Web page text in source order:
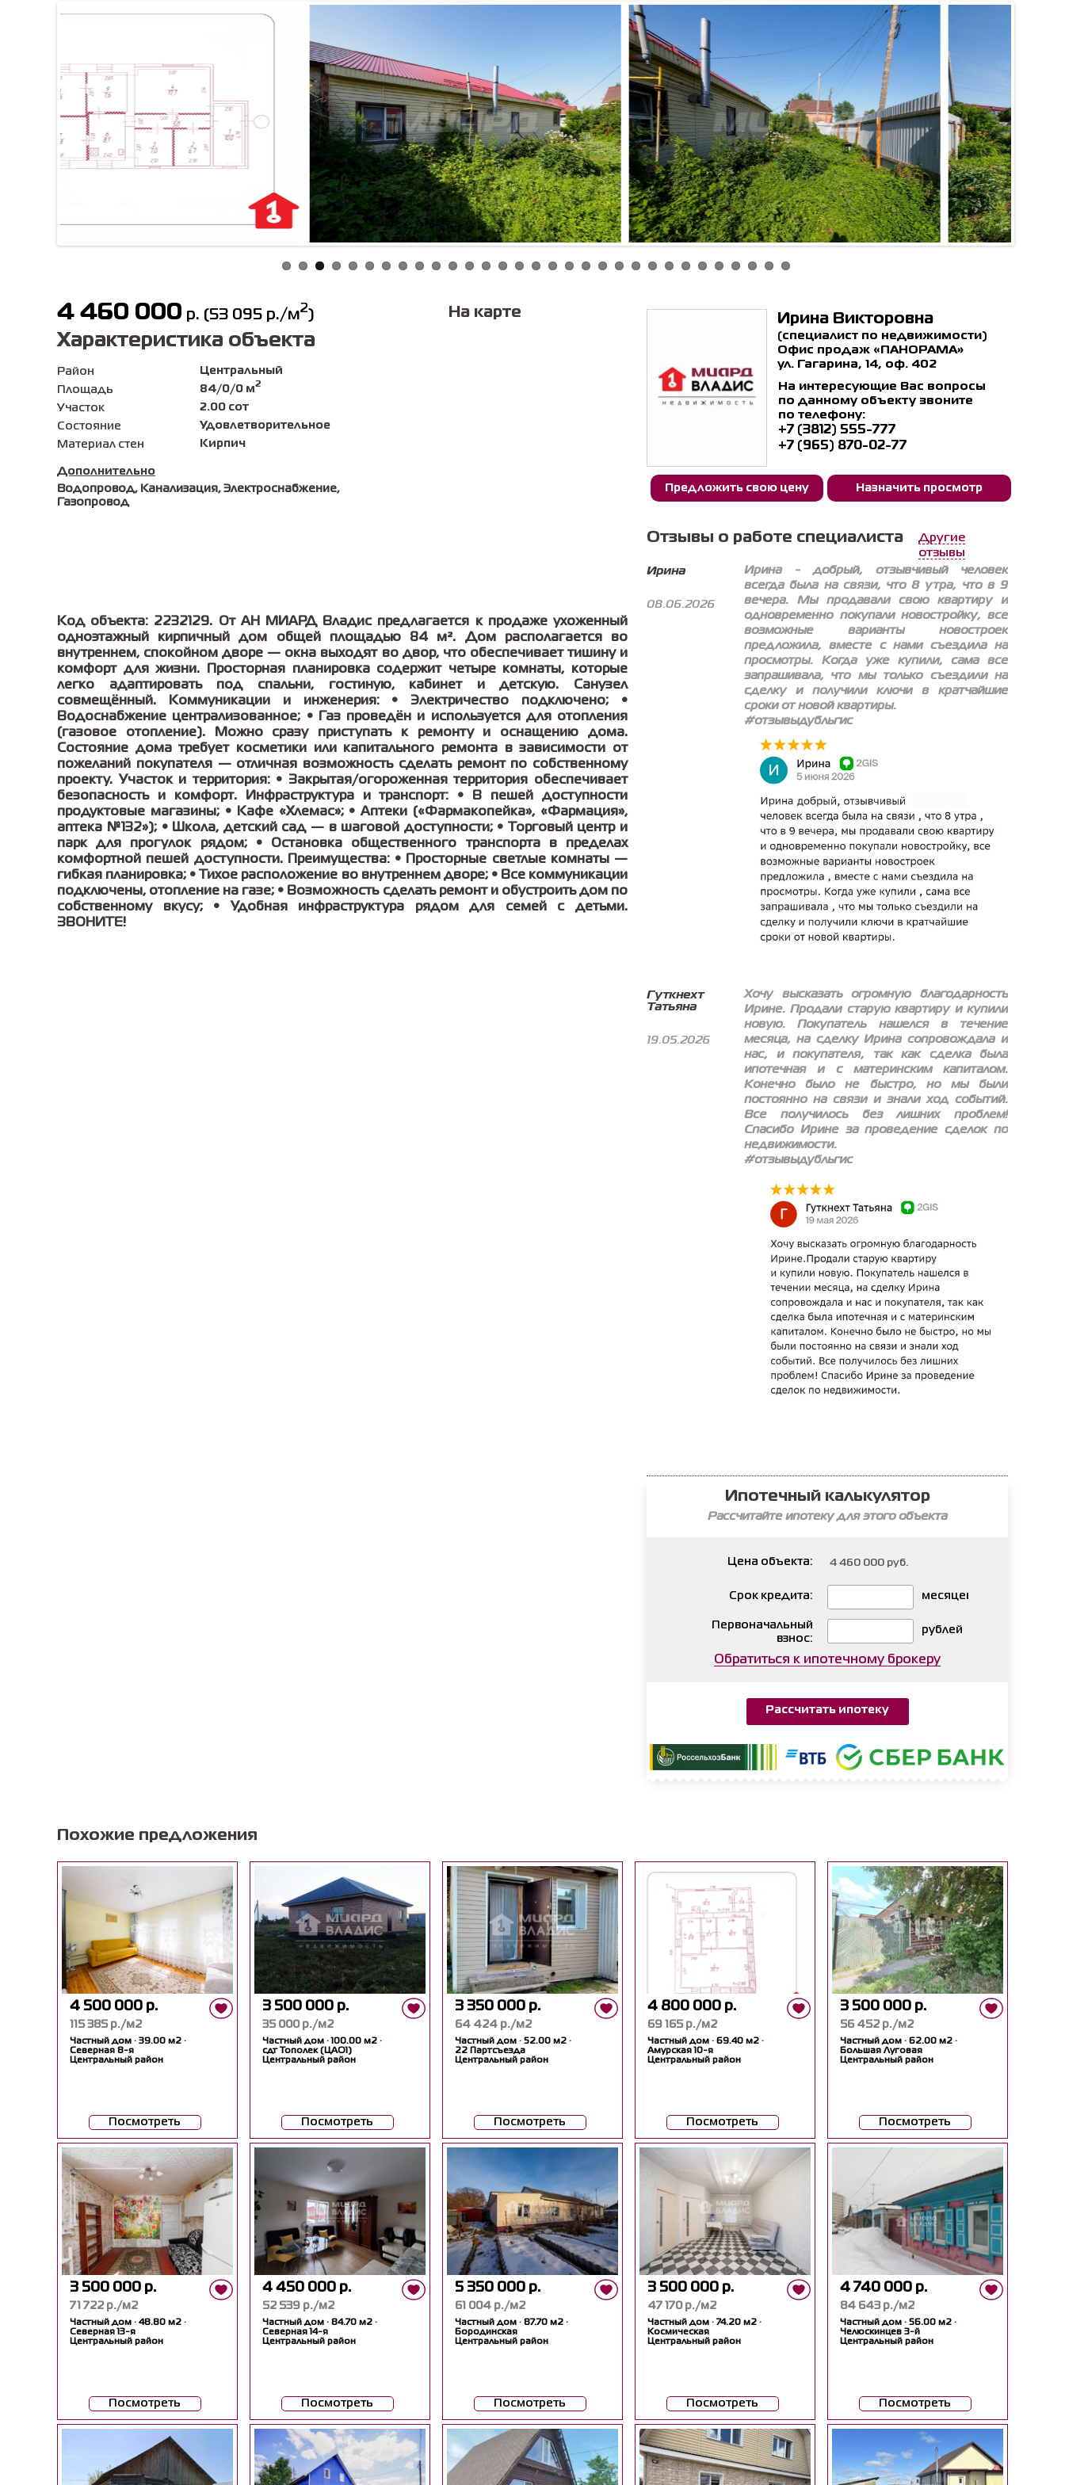
4 460 000 р. (53 095 р./м2 )
Характеристика объекта
Район
Центральный
Площадь
84/0/0 м2
Участок
2.00 сот
Состояние
Удовлетворительное
Материал стен
Кирпич
Дополнительно
Водопровод, Канализация, Электроснабжение,
Газопровод
На карте
Код объекта: 2232129. От АН МИАРД Владис предлагается к продаже ухоженный
одноэтажный кирпичный дом общей площадью 84 м². Дом располагается во
внутреннем, спокойном дворе — окна выходят во двор, что обеспечивает тишину и
комфорт для жизни. Просторная планировка содержит четыре комнаты, которые
легко адаптировать под спальни, гостиную, кабинет и детскую. Санузел
совмещённый. Коммуникации и инженерия: • Электричество подключено; •
Водоснабжение централизованное; • Газ проведён и используется для отопления
(газовое отопление). Можно сразу приступать к ремонту и оснащению дома.
Состояние дома требует косметики или капитального ремонта в зависимости от
пожеланий покупателя — отличная возможность сделать ремонт по собственному
проекту. Участок и территория: • Закрытая/огороженная территория обеспечивает
безопасность и комфорт. Инфраструктура и транспорт: • В пешей доступности
продуктовые магазины; • Кафе «Хлемас»; • Аптеки («Фармакопейка», «Фармация»,
аптека №132»); • Школа, детский сад — в шаговой доступности; • Торговый центр и
парк для прогулок рядом; • Остановка общественного транспорта в пределах
комфортной пешей доступности. Преимущества: • Просторные светлые комнаты —
гибкая планировка; • Тихое расположение во внутреннем дворе; • Все коммуникации
подключены, отопление на газе; • Возможность сделать ремонт и обустроить дом по
собственному вкусу; • Удобная инфраструктура рядом для семей с детьми.
ЗВОНИТЕ!
Ирина Викторовна
(специалист по недвижимости)
Офис продаж «ПАНОРАМА»
ул. Гагарина, 14, оф. 402
На интересующие Вас вопросы
по данному объекту звоните
по телефону:
+7 (3812) 555-777
+7 (965) 870-02-77
Предложить свою цену Назначить просмотр
Отзывы о работе специалиста
Другие
отзывы
Ирина
08.06.2026
Ирина - добрый, отзывчивый человек
всегда была на связи, что 8 утра, что в 9
вечера. Мы продавали свою квартиру и
одновременно покупали новостройку, все
возможные варианты новостроек
предложила, вместе с нами съездила на
просмотры. Когда уже купили, сама все
запрашивала, что мы только съездили на
сделку и получили ключи в кратчайшие
сроки от новой квартиры.
#отзывыдубльгис
Гуткнехт
Татьяна
19.05.2026
Хочу высказать огромную благодарность
Ирине. Продали старую квартиру и купили
новую. Покупатель нашелся в течение
месяца, на сделку Ирина сопровождала и
нас, и покупателя, так как сделка была
ипотечная и с материнским капиталом.
Конечно было не быстро, но мы были
постоянно на связи и знали ход событий.
Все получилось без лишних проблем!
Спасибо Ирине за проведение сделок по
недвижимости.
#отзывыдубльгис
Ипотечный калькулятор
Рассчитайте ипотеку для этого объекта
Цена объекта:
месяцев
Срок кредита:
рублей
Первоначальный
взнос:
Обратиться к ипотечному брокеру
Рассчитать ипотеку
Похожие предложения
4 500 000 р.
115 385 р./м2
Частный дом · 39.00 м2 ·
Северная 8-я
Центральный район
Посмотреть
3 500 000 р.
35 000 р./м2
Частный дом · 100.00 м2 ·
сдт Тополек (ЦАО1)
Центральный район
Посмотреть
3 350 000 р.
64 424 р./м2
Частный дом · 52.00 м2 ·
22 Партсъезда
Центральный район
Посмотреть
4 800 000 р.
69 165 р./м2
Частный дом · 69.40 м2 ·
Амурская 10-я
Центральный район
Посмотреть
3 500 000 р.
56 452 р./м2
Частный дом · 62.00 м2 ·
Большая Луговая
Центральный район
Посмотреть
3 500 000 р.
71 722 р./м2
Частный дом · 48.80 м2 ·
Северная 13-я
Центральный район
Посмотреть
4 450 000 р.
52 539 р./м2
Частный дом · 84.70 м2 ·
Северная 14-я
Центральный район
Посмотреть
5 350 000 р.
61 004 р./м2
Частный дом · 87.70 м2 ·
Бородинская
Центральный район
Посмотреть
3 500 000 р.
47 170 р./м2
Частный дом · 74.20 м2 ·
Космическая
Центральный район
Посмотреть
4 740 000 р.
84 643 р./м2
Частный дом · 56.00 м2 ·
Челюскинцев 3-й
Центральный район
Посмотреть
Согласен сполитикой обработки